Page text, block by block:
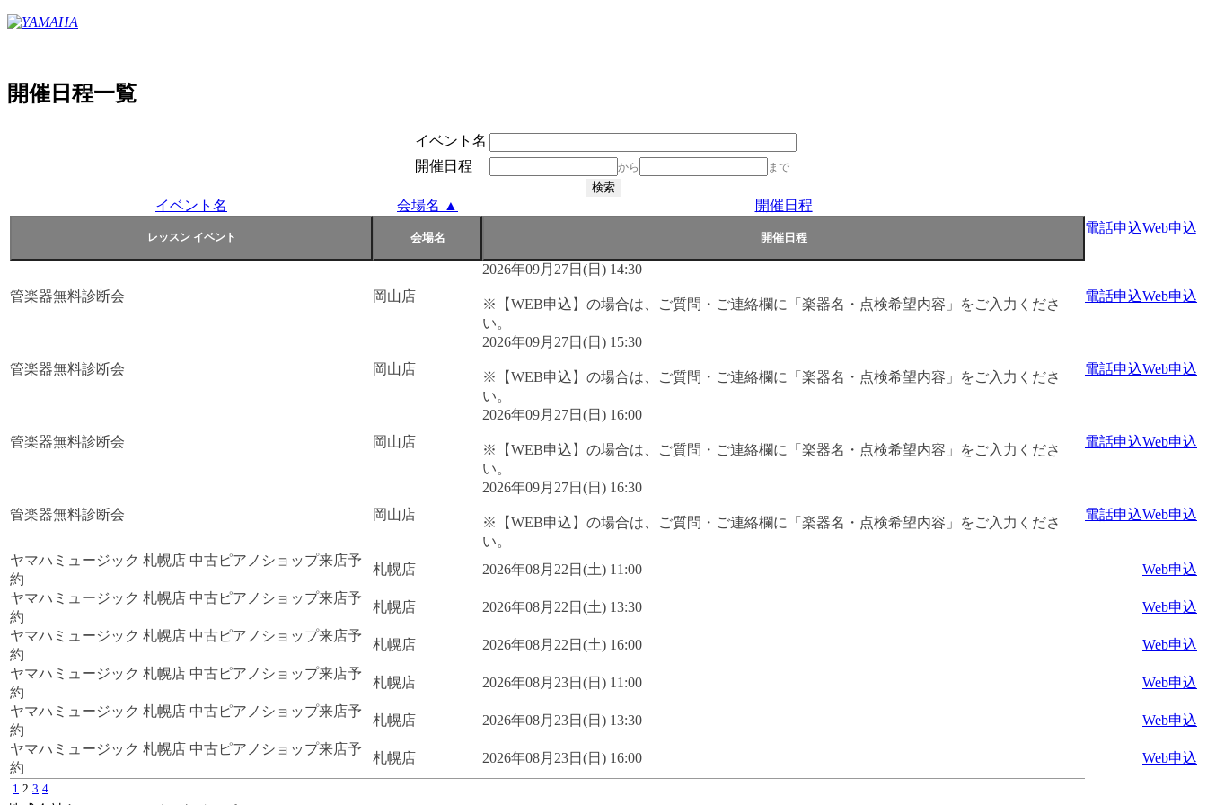
開催日程一覧
イベント名
開催日程
から まで
イベント名 会場名 ▲
開催日程
電話申込Web申込
管楽器無料診断会 岡山店
2026年09月27日(日) 14:30
※【WEB申込】の場合は、ご質問・ご連絡欄に「楽器名・点検希望内容」をご入力くださ
い。
電話申込Web申込
管楽器無料診断会 岡山店
2026年09月27日(日) 15:30
※【WEB申込】の場合は、ご質問・ご連絡欄に「楽器名・点検希望内容」をご入力くださ
い。
電話申込Web申込
管楽器無料診断会 岡山店
2026年09月27日(日) 16:00
※【WEB申込】の場合は、ご質問・ご連絡欄に「楽器名・点検希望内容」をご入力くださ
い。
電話申込Web申込
管楽器無料診断会 岡山店
2026年09月27日(日) 16:30
※【WEB申込】の場合は、ご質問・ご連絡欄に「楽器名・点検希望内容」をご入力くださ
い。
電話申込Web申込
ヤマハミュージック 札幌店 中古ピアノショップ来店予
約
札幌店 2026年08月22日(土) 11:00
Web申込
ヤマハミュージック 札幌店 中古ピアノショップ来店予
約
札幌店 2026年08月22日(土) 13:30
Web申込
ヤマハミュージック 札幌店 中古ピアノショップ来店予
約
札幌店 2026年08月22日(土) 16:00
Web申込
ヤマハミュージック 札幌店 中古ピアノショップ来店予
約
札幌店 2026年08月23日(日) 11:00
Web申込
ヤマハミュージック 札幌店 中古ピアノショップ来店予
約
札幌店 2026年08月23日(日) 13:30
Web申込
ヤマハミュージック 札幌店 中古ピアノショップ来店予
約
札幌店 2026年08月23日(日) 16:00 Web申込
1 2 3 4